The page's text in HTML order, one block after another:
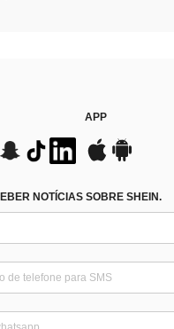
APP
NOTÍCIAS SOBRE SHEIN.